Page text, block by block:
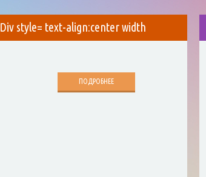
Div style= text-align:center width
ПОДРОБНЕЕ